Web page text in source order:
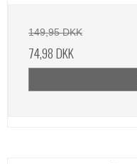
149,95 DKK
74,98 DKK